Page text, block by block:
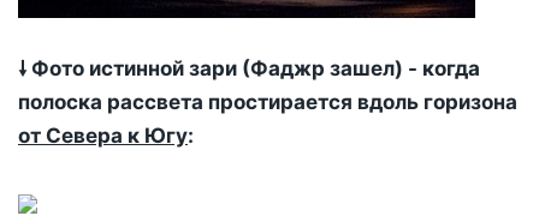
🠗 Фото истинной зари (Фаджр зашел) - когда
полоска рассвета простирается вдоль горизона
от Севера к Югу: